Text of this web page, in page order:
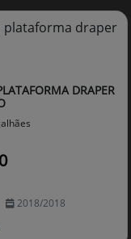
DRAPER
2018/2018